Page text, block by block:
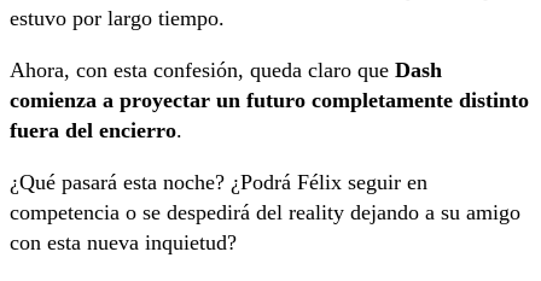
estuvo por largo tiempo.
Ahora, con esta confesión, queda claro que Dash
comienza a proyectar un futuro completamente distinto
fuera del encierro.
¿Qué pasará esta noche? ¿Podrá Félix seguir en
competencia o se despedirá del reality dejando a su amigo
con esta nueva inquietud?